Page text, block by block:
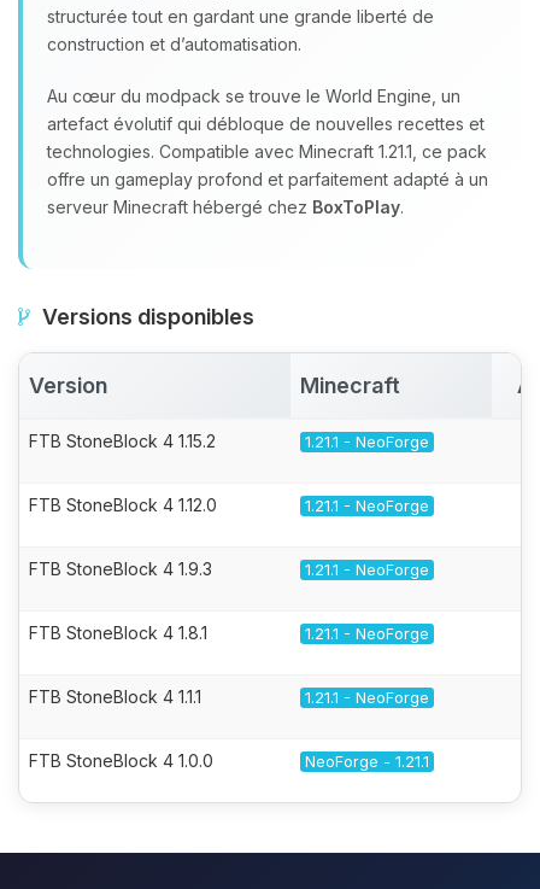
structurée tout en gardant une grande liberté de
construction et d’automatisation.
Au cœur du modpack se trouve le World Engine, un
artefact évolutif qui débloque de nouvelles recettes et
technologies. Compatible avec Minecraft 1.21.1, ce pack
offre un gameplay profond et parfaitement adapté à un
serveur Minecraft hébergé chez BoxToPlay.
Versions disponibles
Version Minecraft
FTB StoneBlock 4 1.15.2 1.21.1 - NeoForge
FTB StoneBlock 4 1.12.0 1.21.1 - NeoForge
FTB StoneBlock 4 1.9.3 1.21.1 - NeoForge
FTB StoneBlock 4 1.8.1 1.21.1 - NeoForge
FTB StoneBlock 4 1.1.1 1.21.1 - NeoForge
FTB StoneBlock 4 1.0.0 NeoForge - 1.21.1